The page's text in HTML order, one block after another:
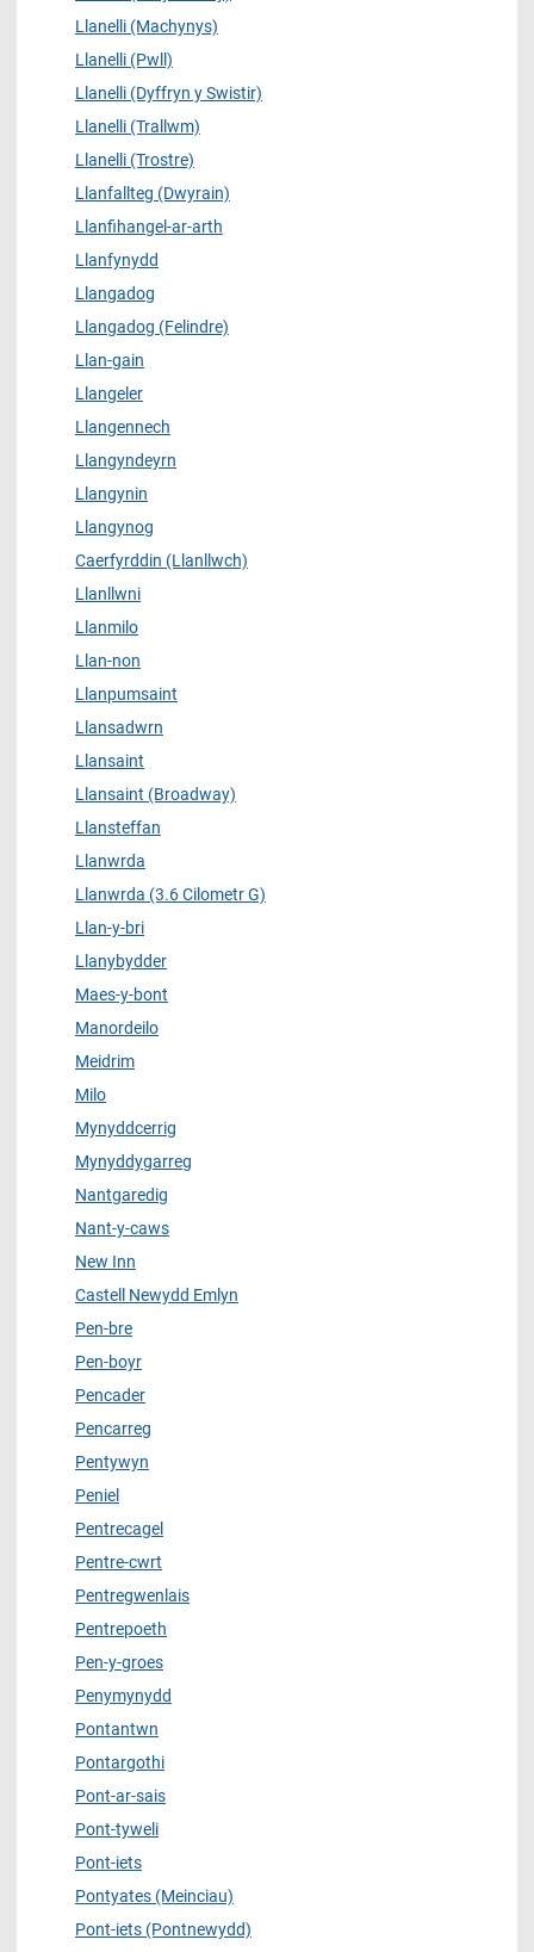
Llanelli (Machynys)
Llanelli (Pwll)
Llanelli (Dyffryn y Swistir)
Llanelli (Trallwm)
Llanelli (Trostre)
Llanfallteg (Dwyrain)
Llanfihangel-ar-arth
Llanfynydd
Llangadog
Llangadog (Felindre)
Llan-gain
Llangeler
Llangennech
Llangyndeyrn
Llangynin
Llangynog
Caerfyrddin (Llanllwch)
Llanllwni
Llanmilo
Llan-non
Llanpumsaint
Llansadwrn
Llansaint
Llansaint (Broadway)
Llansteffan
Llanwrda
Llanwrda (3.6 Cilometr G)
Llan-y-bri
Llanybydder
Maes-y-bont
Manordeilo
Meidrim
Milo
Mynyddcerrig
Mynyddygarreg
Nantgaredig
Nant-y-caws
New Inn
Castell Newydd Emlyn
Pen-bre
Pen-boyr
Pencader
Pencarreg
Pentywyn
Peniel
Pentrecagel
Pentre-cwrt
Pentregwenlais
Pentrepoeth
Pen-y-groes
Penymynydd
Pontantwn
Pontargothi
Pont-ar-sais
Pont-tyweli
Pont-iets
Pontyates (Meinciau)
Pont-iets (Pontnewydd)